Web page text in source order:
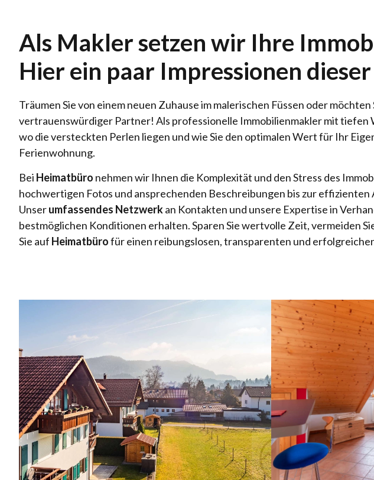
Als Makler setzen wir Ihre
Hier ein paar Impressionen
Träumen Sie von einem neuen Zuhause im malerischen Füssen oder
vertrauenswürdiger Partner! Als professionelle Immobilienmakler mit tiefen
wo die versteckten Perlen liegen und wie Sie den optimalen Wert für Ihr
Ferienwohnung.
Bei Heimatbüro nehmen wir Ihnen die Komplexität und den Stress des
hochwertigen Fotos und ansprechenden Beschreibungen bis zur
Unserumfassendes Netzwerkan Kontakten und unsere Expertise in
bestmöglichen Konditionen erhalten. Sparen Sie wertvolle Zeit, vermeiden
Sie auf Heimatbürofür einen reibungslosen, transparenten und